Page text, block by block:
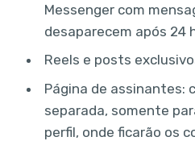
Messenger com
desaparecem após 24
Reels e posts
Página de assinantes:
separada, somente
perfil, onde ficarão os